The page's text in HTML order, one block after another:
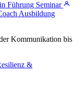
Führung Seminar
Ausbildung
Kommunikation bis
&